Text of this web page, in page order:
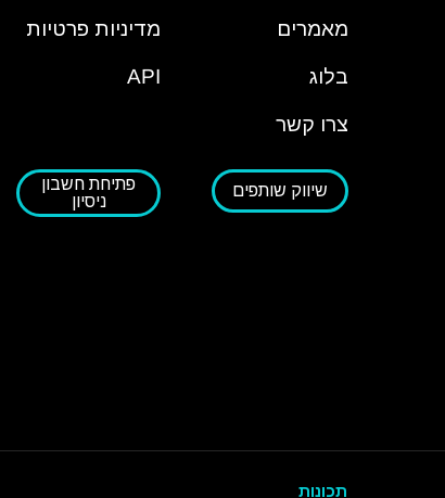
מאמרים
בלוג
צרו קשר
מדיניות פרטיות
API
פתיחת חשבון
ניסיון
שיווק שותפים
תכונות